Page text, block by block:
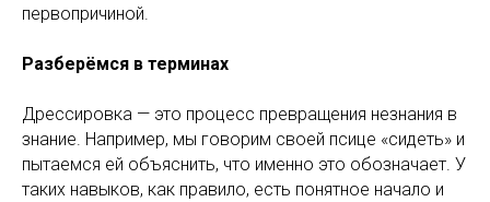
первопричиной.
Разберёмся в терминах
Дрессировка — это процесс превращения незнания в
знание. Например, мы говорим своей псице «сидеть» и
пытаемся ей объяснить, что именно это обозначает. У
таких навыков, как правило, есть понятное начало и